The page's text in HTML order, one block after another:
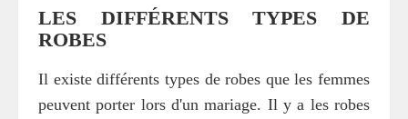
LES DIFFÉRENTS TYPES DE
ROBES
Il existe différents types de robes que les femmes
peuvent porter lors d'un mariage. Il y a les robes